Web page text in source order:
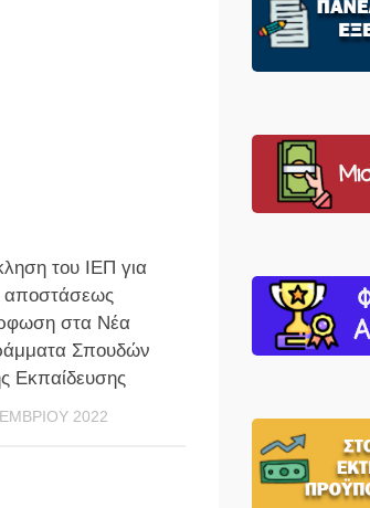
του ΙΕΠ για
αποστάσεως
στα Νέα
Σπουδών
Εκπαίδευσης
2022